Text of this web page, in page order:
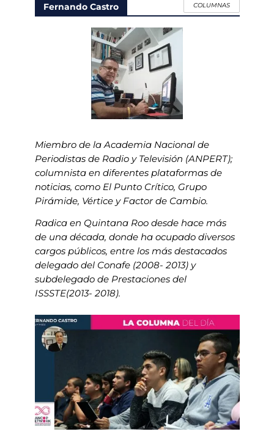
Fernando Castro COLUMNAS
Miembro de la Academia Nacional de
Periodistas de Radio y Televisión (ANPERT);
columnista en diferentes plataformas de
noticias, como El Punto Crítico, Grupo
Pirámide, Vértice y Factor de Cambio.
Radica en Quintana Roo desde hace más
de una década, donde ha ocupado diversos
cargos públicos, entre los más destacados
delegado del Conafe (2008- 2013) y
subdelegado de Prestaciones del
ISSSTE(2013- 2018).